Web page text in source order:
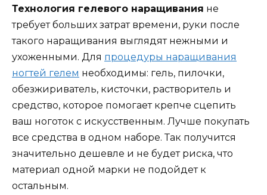
Технология гелевого наращивания не
требует больших затрат времени, руки после
такого наращивания выглядят нежными и
ухоженными. Для процедуры наращивания
ногтей гелем необходимы: гель, пилочки,
обезжириватель, кисточки, растворитель и
средство, которое помогает крепче сцепить
ваш ноготок с искусственным. Лучше покупать
все средства в одном наборе. Так получится
значительно дешевле и не будет риска, что
материал одной марки не подойдет к
остальным.